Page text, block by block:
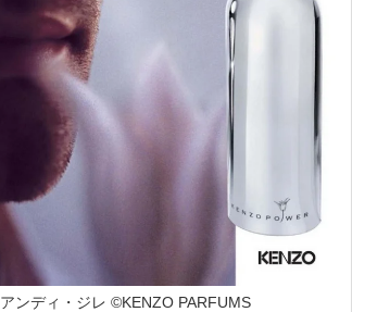
アンディ・ジレ ©KENZO PARFUMS